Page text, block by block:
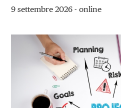
9 settembre 2026 - online